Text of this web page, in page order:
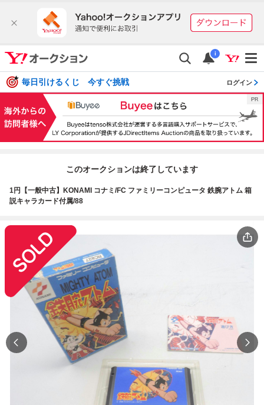
i
毎日引けるくじ 今すぐ挑戦 ログイン
このオークションは終了しています
1円【一般中古】KONAMI コナミ/FC ファミリーコンピュータ 鉄腕アトム 箱
説キャラカード付属/88